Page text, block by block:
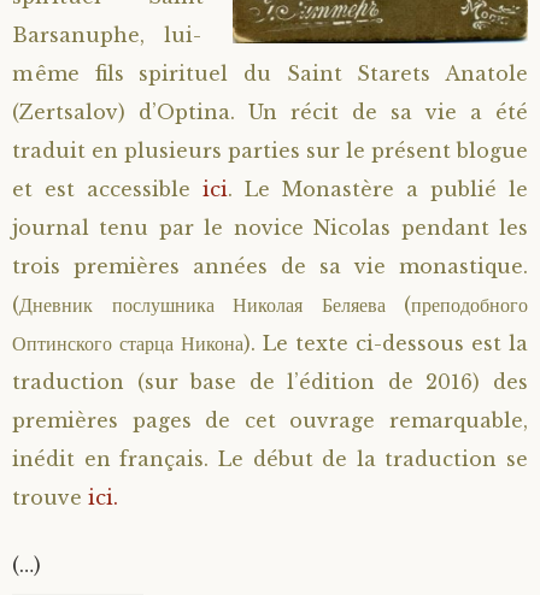
Saint Sophrony l’Athonite
Sainte Xenia
Sainte Matrone de Moscou
Staritsa Marie Makovkine
Natalia de Vyritsa
Staritsa Anastasia
Archimandrite Lazare (Abachidzé)
Geronda Arsenios le Spiléote
Gerondissa Makrina (Vassopoulou)
Archimandrite Nathanaël (Pospelov)
Père Héliodore
Barsanuphe, lui-
même fils spirituel du Saint Starets Anatole
(Zertsalov) d’Optina. Un récit de sa vie a été
traduit en plusieurs parties sur le présent blogue
et est accessible ici. Le Monastère a publié le
journal tenu par le novice Nicolas pendant les
trois premières années de sa vie monastique.
(Дневник послушника Николая Беляева (преподобного
Оптинского старца Никона). Le texte ci-dessous est la
traduction (sur base de l’édition de 2016) des
premières pages de cet ouvrage remarquable,
inédit en français. Le début de la traduction se
trouve ici.
(…)